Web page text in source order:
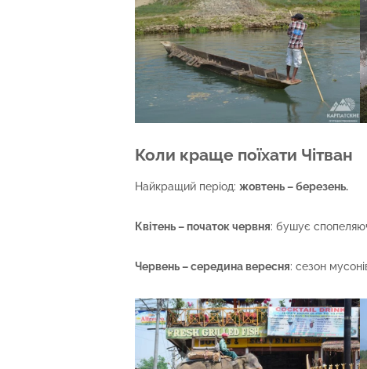
Коли краще поїхати Чітван
Найкращий період: жовтень – березень.
Квітень – початок червня: бушує
Червень – середина вересня: сезон